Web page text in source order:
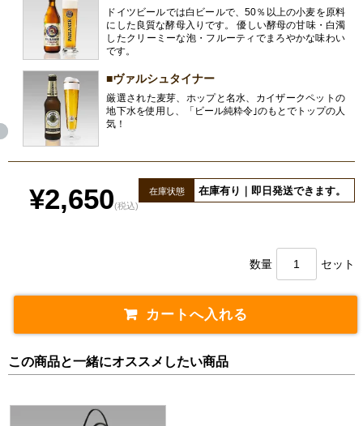
ドイツビールでは白ビールで、50％以上の小麦を原料
にした良質な酵母入りです。 優しい酵母の甘味・白濁
したクリーミーな泡・フルーティでまろやかな味わい
です。
■ヴァルシュタイナー
厳選された麦芽、ホップと名水、カイザークペットの
地下水を使用し、「ビール純粋令｣のもとでトップの人
気！
在庫状態 在庫有り｜即日発送できます。
¥2,650(税込)
数量 セット
この商品と一緒にオススメしたい商品